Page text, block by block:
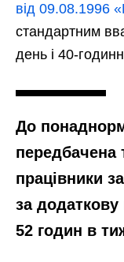
від 09.08.1996
стандартним
день і 40-
До
передбачена
працівники
за
52 годин в